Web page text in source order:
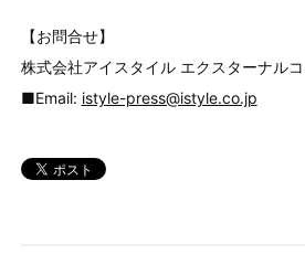
【お問合せ】
株式会社アイスタイル エクスターナ
■Email: istyle-press@istyle.co.jp